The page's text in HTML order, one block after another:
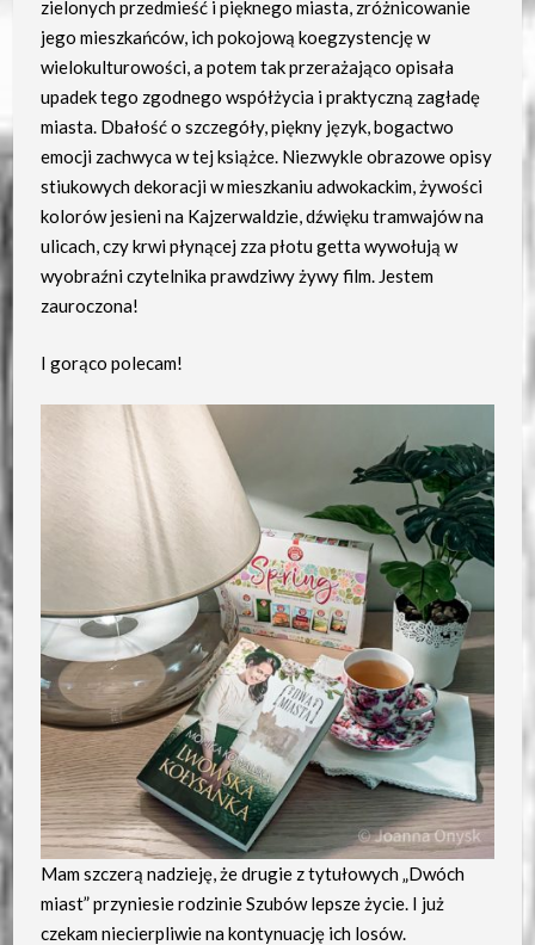
zielonych przedmieść i pięknego miasta, zróżnicowanie
jego mieszkańców, ich pokojową koegzystencję w
wielokulturowości, a potem tak przerażająco opisała
upadek tego zgodnego współżycia i praktyczną zagładę
miasta. Dbałość o szczegóły, piękny język, bogactwo
emocji zachwyca w tej książce. Niezwykle obrazowe opisy
stiukowych dekoracji w mieszkaniu adwokackim, żywości
kolorów jesieni na Kajzerwaldzie, dźwięku tramwajów na
ulicach, czy krwi płynącej zza płotu getta wywołują w
wyobraźni czytelnika prawdziwy żywy film. Jestem
zauroczona!
I gorąco polecam!
Mam szczerą nadzieję, że drugie z tytułowych „Dwóch
miast” przyniesie rodzinie Szubów lepsze życie. I już
czekam niecierpliwie na kontynuację ich losów.